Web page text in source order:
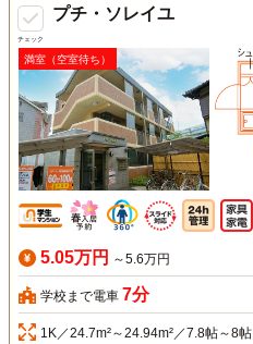
チェック
プチ・ソレイユ
満室（空室待ち）
5.05万円 ～5.6万円
学校まで電車 7分
1K／24.7m²～24.94m²／7.8帖～8帖